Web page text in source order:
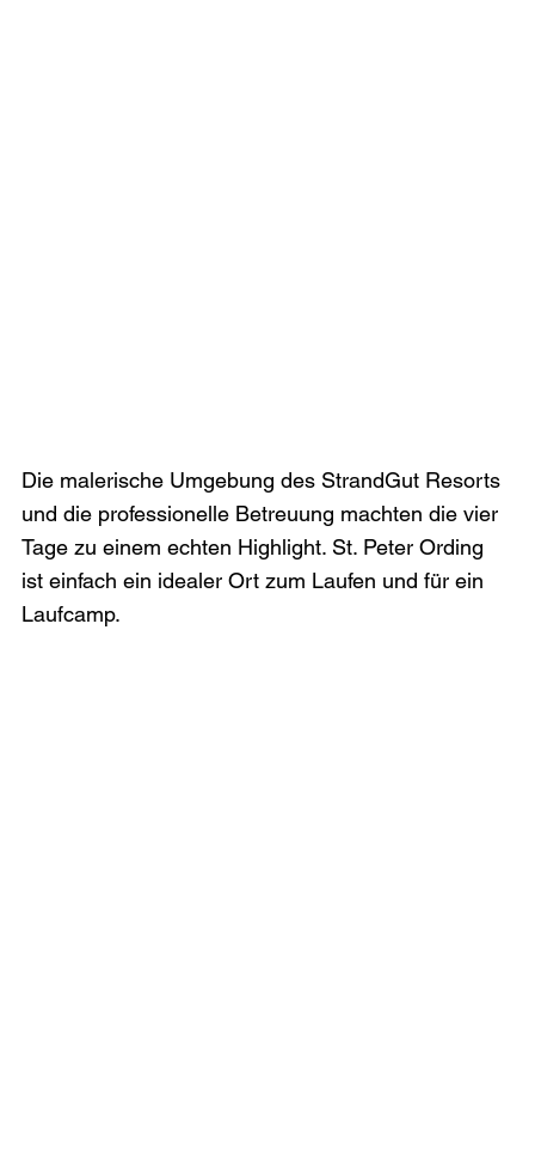
Die malerische Umgebung des StrandGut Resorts
und die professionelle Betreuung machten die vier
Tage zu einem echten Highlight. St. Peter Ording
ist einfach ein idealer Ort zum Laufen und für ein
Laufcamp.